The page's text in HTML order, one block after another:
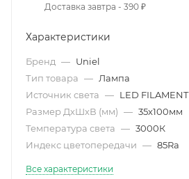
Доставка завтра - 390 ₽
Характеристики
Бренд — Uniel
Тип товара — Лампа
Источник света — LED FILAMENT
Размер ДхШхВ (мм) — 35х100мм
Температура света — 3000К
Индекс цветопередачи — 85Ra
Все характеристики